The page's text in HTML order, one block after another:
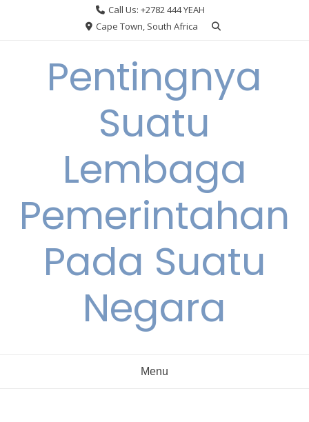
Call Us: +2782 444 YEAH
Cape Town, South Africa
Pentingnya
Suatu
Lembaga
Pemerintahan
Pada Suatu
Negara
Menu